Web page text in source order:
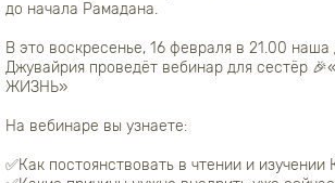
до начала Рамадана.
В это воскресенье, 16 февраля в 21.00 наша
Джувайрия проведёт вебинар для сестёр
ЖИЗНЬ»
На вебинаре вы узнаете:
✅Как постоянствовать в чтении и изучении